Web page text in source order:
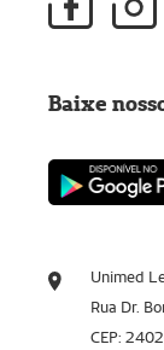
Unimed
Rua Dr.
CEP:
Baixe